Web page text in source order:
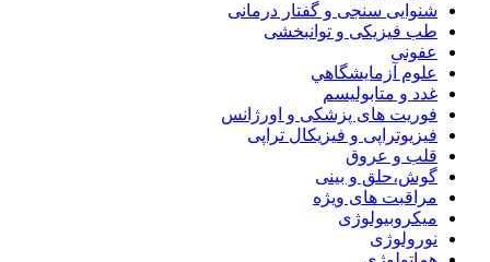
شنوایی سنجی و گفتار درمانی
طب فیزیکی و توانبخشی
عفونی
علوم آزمايشگاهي
غدد و متابولیسم
فوریت های پزشکی و اورژانس
فیزیوتراپی و فیزیکال تراپی
قلب و عروق
گوش،حلق و بینی
مراقبت های ویژه
میکروبیولوژی
نورولوژی